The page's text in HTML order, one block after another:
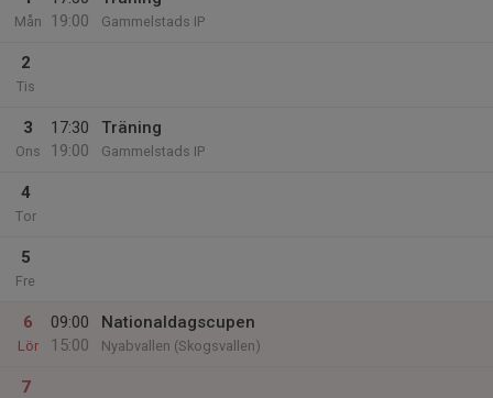
Mån
19:00
Gammelstads IP
2
Tis
3
Ons
17:30
19:00
Träning
Gammelstads IP
4
Tor
5
Fre
6
Lör
09:00
15:00
Nationaldagscupen
Nyabvallen (Skogsvallen)
7